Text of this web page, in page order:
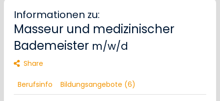
Informationen zu:
Masseur und medizinischer
Bademeister m/w/d
Share
Berufsinfo Bildungsangebote (6)